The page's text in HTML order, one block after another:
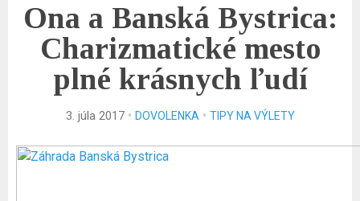
Ona a Banská Bystrica:
Charizmatické mesto
plné krásnych ľudí
3. júla 2017 • DOVOLENKA• TIPY NA VÝLETY